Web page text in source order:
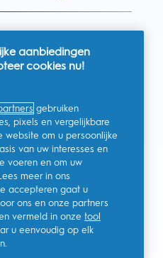
voor het ontvangen van
met betrekking tot
promotionele initiatieven van
afmelden.
zal uw
zodat u zich bij deze site kunt
aangaan met de aangeboden
van uw toestemming,
kan sturen, waaronder
in online media. Ontdek hier
aanbiedingen
cookies nu!
gebruiken
pixels en vergelijkbare
website om u persoonlijke
van uw interesses en
voeren en om uw
meer in ons
accepteren gaat u
ons en onze partners
vermeld in onze tool
u eenvoudig op elk